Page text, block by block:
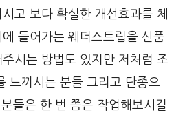
고 보다 확실한 개선효과를 체
들어가는 웨더스트립을 신품
시는 방법도 있지만 저처럼 조
느끼시는 분들 그리고 단종으
들은 한 번 쯤은 작업해보시길